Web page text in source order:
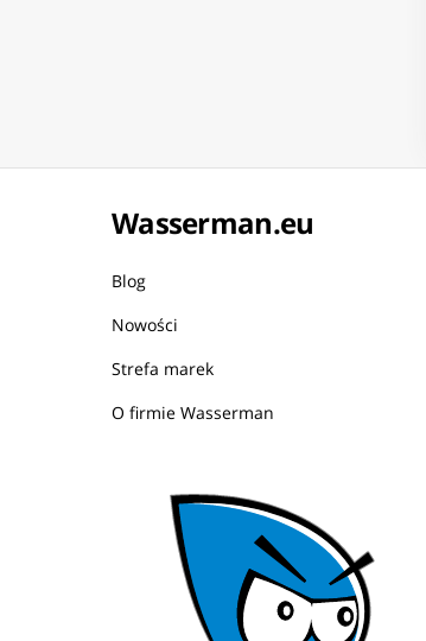
Wasserman.eu
Blog
Nowości
Strefa marek
O firmie Wasserman